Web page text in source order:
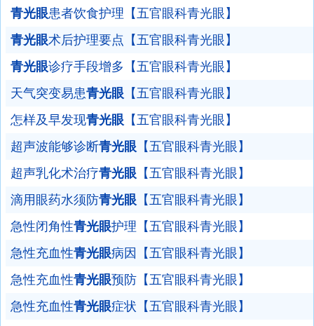
青光眼患者饮食护理【五官眼科青光眼】
青光眼术后护理要点【五官眼科青光眼】
青光眼诊疗手段增多【五官眼科青光眼】
天气突变易患青光眼 【五官眼科青光眼】
怎样及早发现青光眼 【五官眼科青光眼】
超声波能够诊断青光眼 【五官眼科青光眼】
超声乳化术治疗青光眼 【五官眼科青光眼】
滴用眼药水须防青光眼 【五官眼科青光眼】
急性闭角性青光眼护理【五官眼科青光眼】
急性充血性青光眼病因【五官眼科青光眼】
急性充血性青光眼预防【五官眼科青光眼】
急性充血性青光眼症状【五官眼科青光眼】